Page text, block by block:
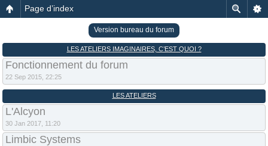
Page d’index
Version bureau du forum
LES ATELIERS IMAGINAIRES, C’EST QUOI ?
Fonctionnement du forum
22 Sep 2015, 22:25
LES ATELIERS
L'Alcyon
30 Jan 2017, 11:20
Limbic Systems